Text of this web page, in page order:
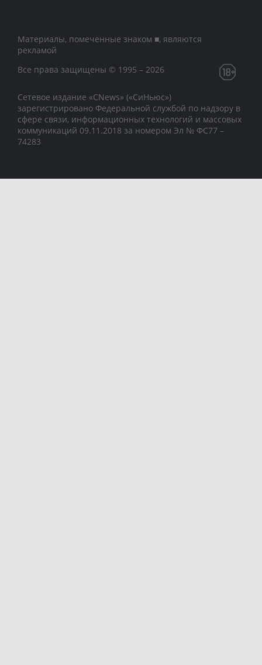
Материалы, помеченные знаком ■, являются
рекламой
Все права защищены © 1995 – 2026
Сетевое издание «CNews» («СиНьюс»)
зарегистрировано Федеральной службой по надзору в
сфере связи, информационных технологий и массовых
коммуникаций 09.11.2018 за номером Эл № ФС77 –
74283